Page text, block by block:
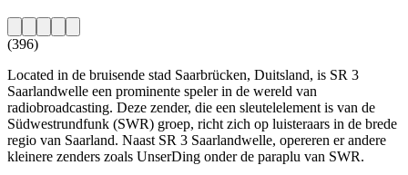
(396)
Located in de bruisende stad Saarbrücken, Duitsland, is SR 3
Saarlandwelle een prominente speler in de wereld van
radiobroadcasting. Deze zender, die een sleutelelement is van de
Südwestrundfunk (SWR) groep, richt zich op luisteraars in de brede
regio van Saarland. Naast SR 3 Saarlandwelle, opereren er andere
kleinere zenders zoals UnserDing onder de paraplu van SWR.